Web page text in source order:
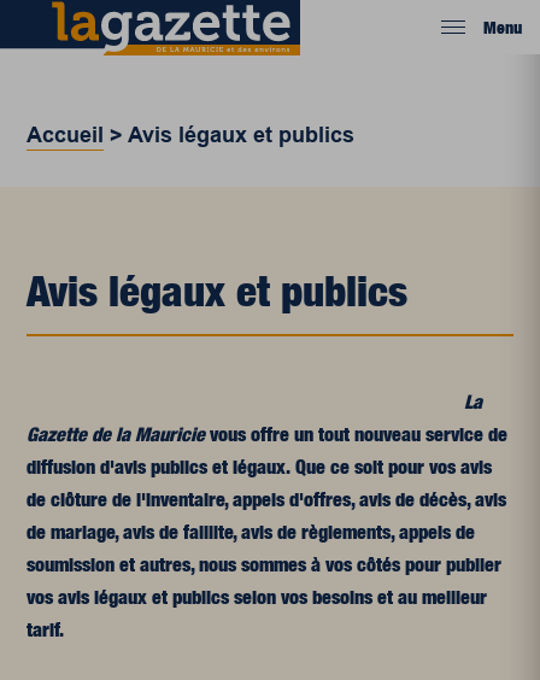
Menu
Accueil >Avis légaux et publics
Avis légaux et publics
La
Gazette de la Mauricievous offre un tout nouveau service de
diffusion d'avis publics et légaux. Que ce soit pour vos avis
de clôture de l'inventaire, appels d'offres, avis de décès, avis
de mariage, avis de faillite, avis de règlements, appels de
soumission et autres, nous sommes à vos côtés pour publier
vos avis légaux et publics selon vos besoins et au meilleur
tarif.